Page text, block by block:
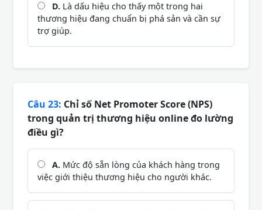
D. Là dấu hiệu cho thấy một trong hai
thương hiệu đang chuẩn bị phá sản và cần sự
trợ giúp.
Câu 23: Chỉ số Net Promoter Score (NPS)
trong quản trị thương hiệu online đo lường
điều gì?
A. Mức độ sẵn lòng của khách hàng trong
việc giới thiệu thương hiệu cho người khác.